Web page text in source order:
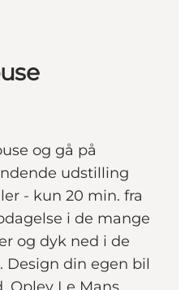
og gå på
udstilling
- kun 20 min. fra
i de mange
og dyk ned i de
din egen bil